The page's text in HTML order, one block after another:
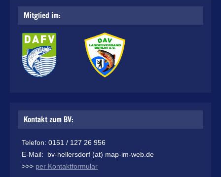
Mitglied im:
Kontakt zum BV:
Telefon: 0151 / 127 26 956
E-Mail: bv-hellersdorf (at) map-im-web.de
>>> per Kontaktformular